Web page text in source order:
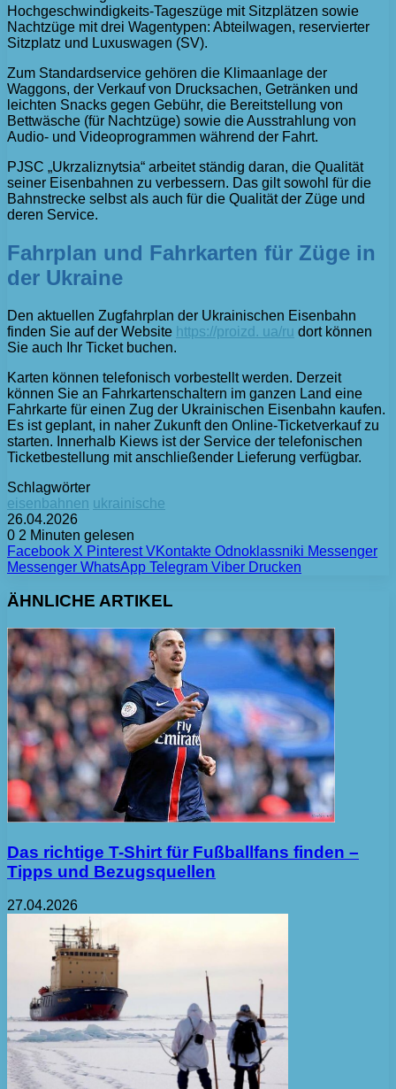
Hochgeschwindigkeits-Tageszüge mit Sitzplätzen sowie
Nachtzüge mit drei Wagentypen: Abteilwagen, reservierter
Sitzplatz und Luxuswagen (SV).
Zum Standardservice gehören die Klimaanlage der
Waggons, der Verkauf von Drucksachen, Getränken und
leichten Snacks gegen Gebühr, die Bereitstellung von
Bettwäsche (für Nachtzüge) sowie die Ausstrahlung von
Audio- und Videoprogrammen während der Fahrt.
PJSC „Ukrzaliznytsia“ arbeitet ständig daran, die Qualität
seiner Eisenbahnen zu verbessern. Das gilt sowohl für die
Bahnstrecke selbst als auch für die Qualität der Züge und
deren Service.
Fahrplan und Fahrkarten für Züge in
der Ukraine
Den aktuellen Zugfahrplan der Ukrainischen Eisenbahn
finden Sie auf der Website https://proizd. ua/ru dort können
Sie auch Ihr Ticket buchen.
Karten können telefonisch vorbestellt werden. Derzeit
können Sie an Fahrkartenschaltern im ganzen Land eine
Fahrkarte für einen Zug der Ukrainischen Eisenbahn kaufen.
Es ist geplant, in naher Zukunft den Online-Ticketverkauf zu
starten. Innerhalb Kiews ist der Service der telefonischen
Ticketbestellung mit anschließender Lieferung verfügbar.
Schlagwörter
eisenbahnen ukrainische
26.04.2026
0 2 Minuten gelesen
Facebook X Pinterest VKontakte Odnoklassniki Messenger
Messenger WhatsApp Telegram Viber Drucken
ÄHNLICHE ARTIKEL
Das richtige T-Shirt für Fußballfans finden –
Tipps und Bezugsquellen
27.04.2026